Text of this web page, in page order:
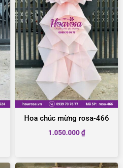
Hoa chúc mừng rosa-466
1.050.000₫